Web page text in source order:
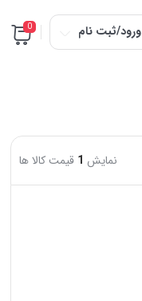
ورود/ثبت نام 0
نمایش 1 قیمت کالا ها